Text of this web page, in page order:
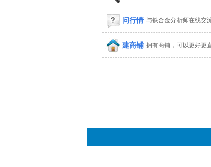
问行情 与铁合金分析师在线交
建商铺 拥有商铺，可以更好更